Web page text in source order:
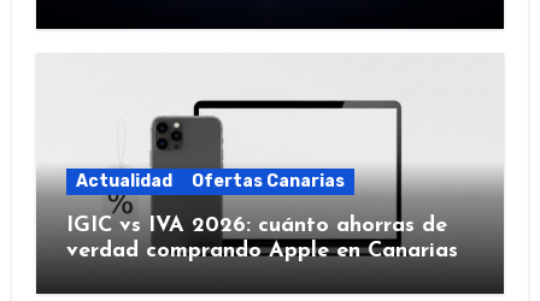
Actualidad Ofertas Canarias
IGIC vs IVA 2026: cuánto ahorras de
verdad comprando Apple en Canarias